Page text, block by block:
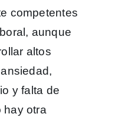
competentes
aunque
altos
y falta de
hay otra